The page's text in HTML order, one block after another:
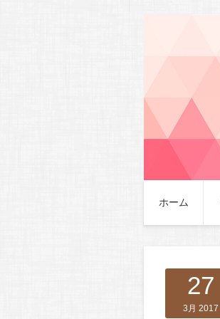
ホーム
27
3月 2017